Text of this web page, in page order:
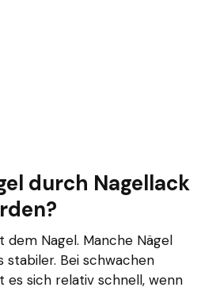
durch Nagellack
dem Nagel. Manche Nägel
stabiler. Bei schwachen
es sich relativ schnell, wenn